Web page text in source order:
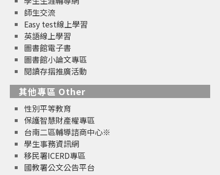
師生交流
Easy test線上學習
英語線上學習
圖書館電子書
圖書館小論文專區
閱讀存摺推廣活動
其他專區 Other
性別平等教育
保護智慧財產權專區
台南二區輔導諮商中心※
學生事務資訊網
移民署ICERD專區
國教署公文公告平台